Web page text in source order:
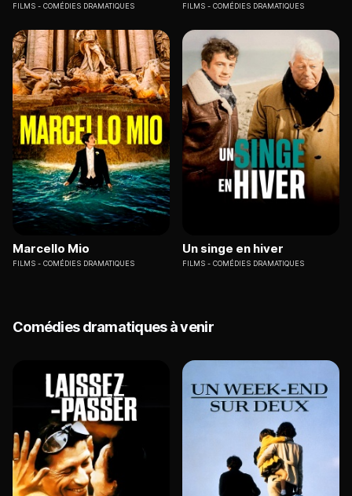
FILMS COMÉDIES DRAMATIQUES FILMS COMÉDIES DRAMATIQUES
Marcello Mio
FILMS COMÉDIES DRAMATIQUES
Un singe en hiver
FILMS COMÉDIES DRAMATIQUES
Comédies dramatiques à venir